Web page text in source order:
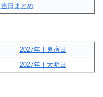
日まとめ
2027年｜鬼宿日
2027年｜大明日